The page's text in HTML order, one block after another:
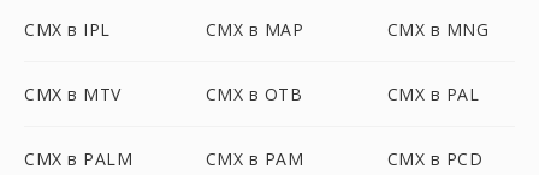
CMX в IPL CMX в MAP CMX в MNG
CMX в MTV CMX в OTB CMX в PAL
CMX в PALM CMX в PAM CMX в PCD